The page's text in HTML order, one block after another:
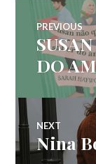
de
Post
PREVIOUS
Previous
post:
DO
NEXT
Next
post:
Nina